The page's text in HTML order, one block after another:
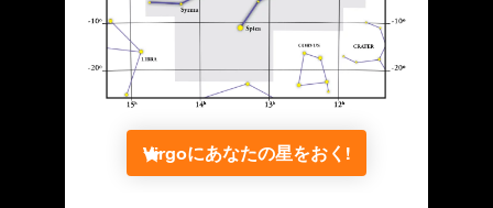
Virgoにあなたの星をおく!